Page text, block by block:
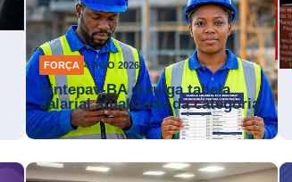
FORÇA 4 AGO 2026
Sintepav-BA divulga tabela
salarial atualizada da categoria